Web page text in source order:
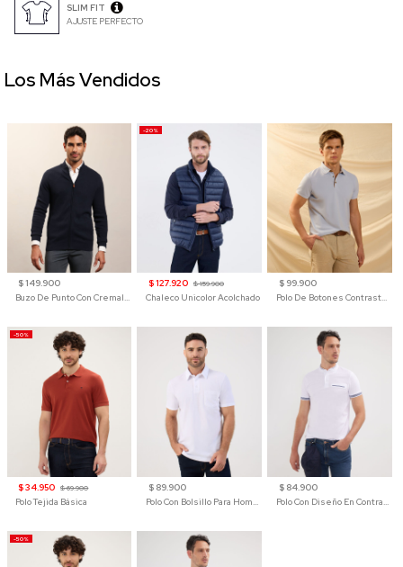
SLIM FIT
AJUSTE PERFECTO
$ 149.900
Buzo De Punto Con Cremallera Para Hombre
-20%
$ 127.920 $ 159.900
Chaleco Unicolor Acolchado
$ 99.900
Polo De Botones Contraste Para Hombre
-50%
$ 34.950 $ 69.900
Polo Tejida Básica
$ 89.900
Polo Con Bolsillo Para Hombre
$ 84.900
Polo Con Diseño En Contraste
-50%
Los Más Vendidos